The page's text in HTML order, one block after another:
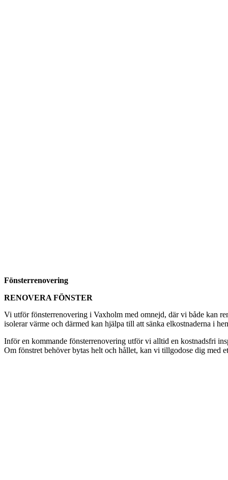
Fönsterrenovering
RENOVERA FÖNSTER
Vi utför fönsterrenovering i Vaxholm med omnejd, där vi både kan
isolerar värme och därmed kan hjälpa till att sänka elkostnaderna i
Inför en kommande fönsterrenovering utför vi alltid en kostnadsfri
Om fönstret behöver bytas helt och hållet, kan vi tillgodose dig med